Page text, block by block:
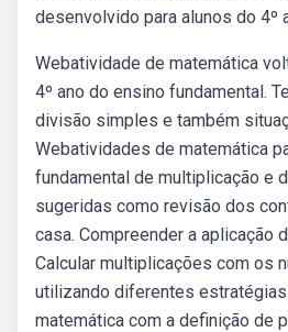
desenvolvido para alunos do 4º
Webatividade de matemática
4º ano do ensino fundamental.
divisão simples e também
Webatividades de matemática
fundamental de multiplicação e
sugeridas como revisão dos
casa. Compreender a aplicação
Calcular multiplicações com os
utilizando diferentes
matemática com a definição de